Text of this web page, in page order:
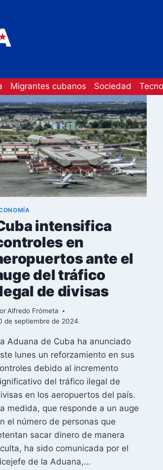
Migrantes cubanos Sociedad
intensifica
en
ante el
del tráfico
de divisas
Alfredo Frómeta
de septiembre de 2024
Aduana de Cuba ha anunciado
lunes un reforzamiento en sus
debido al incremento
del tráfico ilegal de
en los aeropuertos del país.
medida, que responde a un auge
el número de personas que
sacar dinero de manera
ha sido comunicada por el
de la Aduana,…